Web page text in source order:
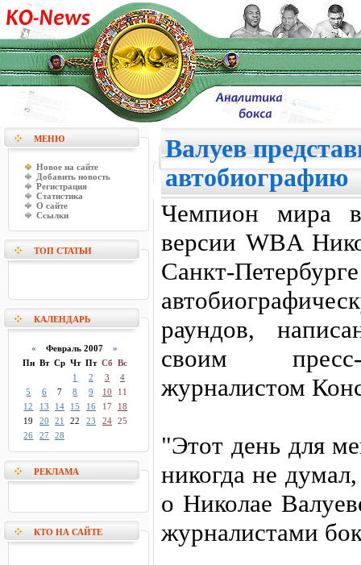
МЕНЮ
Новое на сайте
Добавить новость
Регистрация
Статистика
О сайте
Ссылки
ТОП СТАТЬИ
КАЛЕНДАРЬ
« Февраль 2007»
Пн Вт Ср Чт Пт Сб Вс
1
2 3
4
5
6 7 8 9 10
11
12
13 14 15 16 17
18
19
20 21 22 23 24 25
26
27 28
РЕКЛАМА
КТО НА САЙТЕ
Валуев
автобиографию
Чемпион мира
версии WBA
Санкт-
раундов,
своим
журналистом
"Этот день для
никогда не
о Николае
журналистами